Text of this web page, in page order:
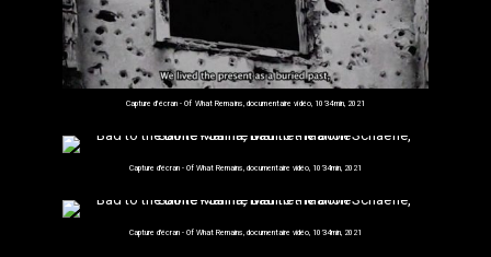
Capture d'écran - Of What Remains, documentaire vidéo, 10’34min, 2021
Capture d'écran - Of What Remains, documentaire vidéo, 10’34min, 2021
Capture d'écran - Of What Remains, documentaire vidéo, 10’34min, 2021